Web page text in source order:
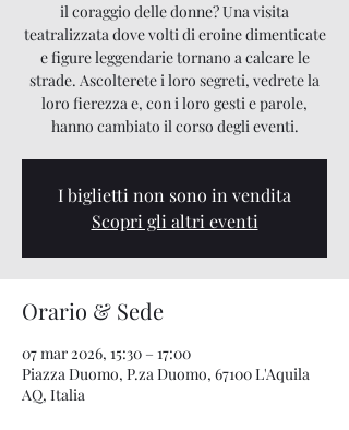
il coraggio delle donne? Una visita
teatralizzata dove volti di eroine dimenticate
e figure leggendarie tornano a calcare le
strade. Ascolterete i loro segreti, vedrete la
loro fierezza e, con i loro gesti e parole,
hanno cambiato il corso degli eventi.
I biglietti non sono in vendita
Scopri gli altri eventi
Orario & Sede
07 mar 2026, 15:30 – 17:00
Piazza Duomo, P.za Duomo, 67100 L'Aquila
AQ, Italia